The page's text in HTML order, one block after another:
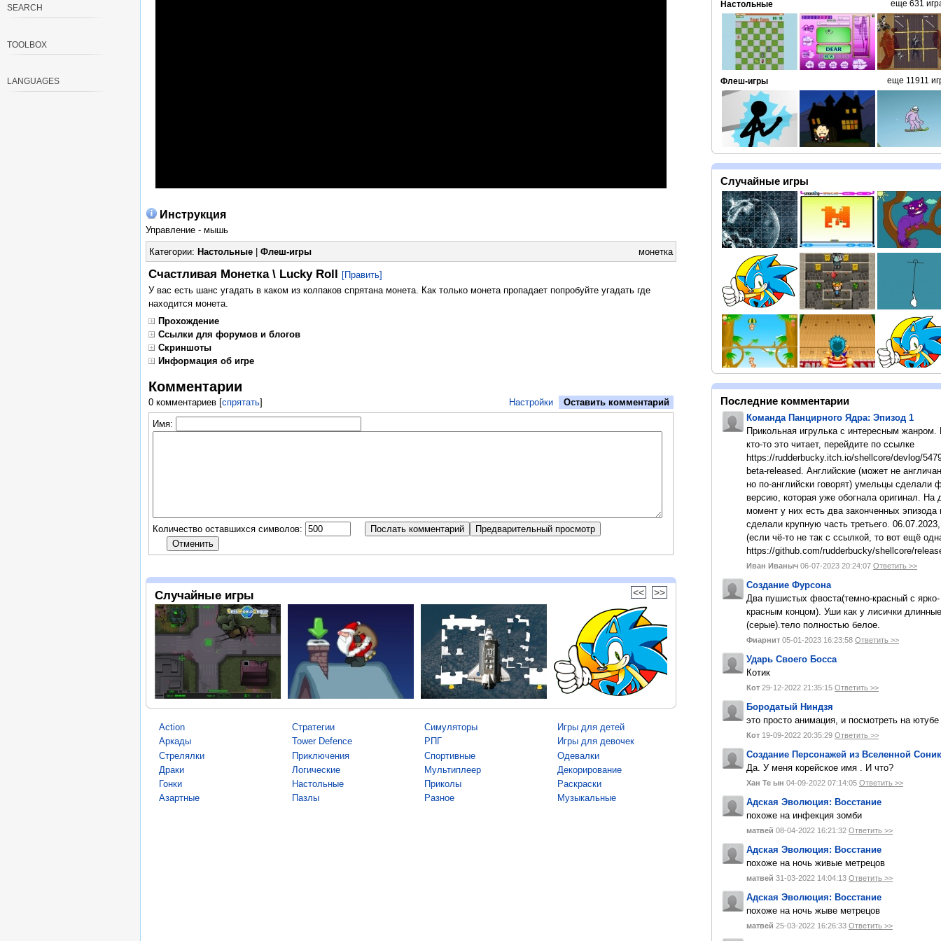
Инструкция
Управление - мышь
Категории: Настольные| Флеш-игры монетка
Счастливая Монетка \ Lucky Roll
[Править]
У вас есть шанс угадать в каком из колпаков спрятана монета. Как только монета пропадает попробуйте угадать где
находится монета.
Прохождение
Ссылки для форумов и блогов
Скриншоты
Информация об игре
Комментарии
0 комментариев[спрятать] Оставить комментарий
Настройки
Имя:
Количество оставшихся символов:
Случайные игры << >>
Action
Аркады
Стрелялки
Драки
Гонки
Азартные
Стратегии
Tower Defence
Приключения
Логические
Настольные
Пазлы
Симуляторы
РПГ
Спортивные
Мультиплеер
Приколы
Разное
Игры для детей
Игры для девочек
Одевалки
Декорирование
Раскраски
Музыкальные
Настольные еще 631
Флеш-игры еще 11911
Случайные игры
Последние комментарии
Команда Панцирного Ядра: Эпизод 1
Прикольная игрулька с интересным жанром.
кто-то это читает, перейдите по ссылке
https://rudderbucky.itch.io/shellcore/devlog/
beta-released. Английские (может не
но по-английски говорят) умельцы сделали
версию, которая уже обогнала оригинал. На
момент у них есть два законченных эпизода
сделали крупную часть третьего.
(если чё-то не так с ссылкой, то вот ещё
https://github.com/rudderbucky/shellcore/
Иван Иваныч 06-07-2023 20:24:07 Ответить >>
Создание Фурсона
Два пушистых фвоста(темно-красный с ярко-
красным концом). Уши как у лисички длинные
(серые).тело полностью белое.
Фиарнит 05-01-2023 16:23:58 Ответить >>
Ударь Своего Босса
Котик
Кот 29-12-2022 21:35:15 Ответить >>
Бородатый Ниндзя
это просто анимация, и посмотреть на
Кот 19-09-2022 20:35:29 Ответить >>
Создание Персонажей из Вселенной
Да. У меня корейское имя . И что?
Хан Те ын 04-09-2022 07:14:05 Ответить >>
Адская Эволюция: Восстание
похоже на инфекция зомби
матвей 08-04-2022 16:21:32 Ответить >>
Адская Эволюция: Восстание
похоже на ночь живые метрецов
матвей 31-03-2022 14:04:13 Ответить >>
Адская Эволюция: Восстание
похоже на ночь жыве метрецов
матвей 25-03-2022 16:26:33 Ответить >>
SEARCH
TOOLBOX
LANGUAGES